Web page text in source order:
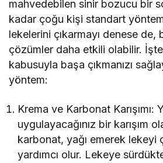
mahvedebilen sinir bozucu bir
kadar çoğu kişi standart
lekelerini çıkarmayı denese de,
çözümler daha etkili olabilir.
kabusuyla başa çıkmanızı
yöntem:
Krema ve Karbonat Karışımı:
uygulayacağınız bir karışım
karbonat, yağı emerek lekeyi
yardımcı olur. Lekeye